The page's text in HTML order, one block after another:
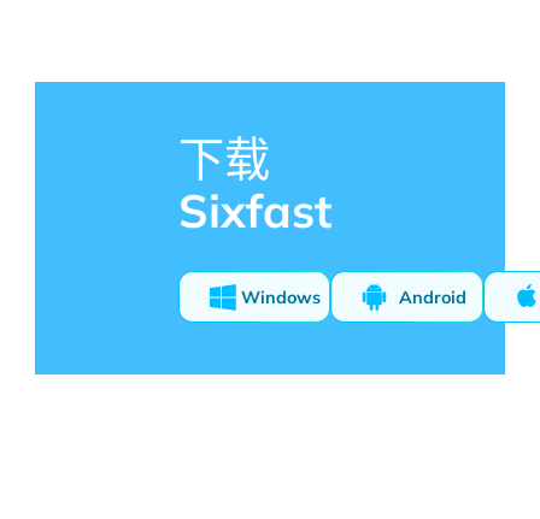
下载
Sixfast
Windows Android